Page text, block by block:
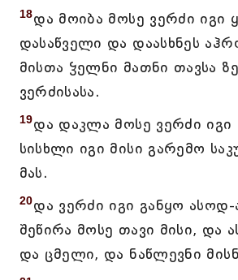
18და მოიბა მოსე ვერძი იგი
დასაწველი და დაასხნეს
მისთა ჴელნი მათნი თავსა
ვერძისასა.
19და დაკლა მოსე ვერძი იგი
სისხლი იგი მისი გარემო
მას.
20და ვერძი იგი განყო
შეწირა მოსე თავი მისი, და
და ცმელი, და ნაწლევნი